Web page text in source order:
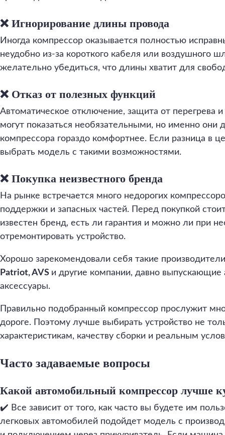
❌ Игнорирование длины провода
Иногда компрессор оказывается полностью
неудобно из-за короткого кабеля или воздушного
желательно убедиться, что длины хватит для
❌ Отказ от полезных функций
Автоматическое отключение, защита от перегрева
могут показаться необязательными, но именно они
компрессора гораздо комфортнее. Если разница в
выбрать модель с такими возможностями.
❌ Покупка неизвестного бренда
На рынке встречается много недорогих
поддержки и запасных частей. Перед покупкой
известен бренд, есть ли гарантия и можно ли при
отремонтировать устройство.
Хорошо зарекомендовали себя такие
Patriot, AVS и другие компании, давно
аксессуары.
Правильно подобранный компрессор прослужит
дороге. Поэтому лучше выбирать устройство не
характеристикам, качеству сборки и реальным
Часто задаваемые вопросы
Какой автомобильный компрессор лучше
✔️ Все зависит от того, как часто вы будете им
легковых автомобилей подойдет модель с